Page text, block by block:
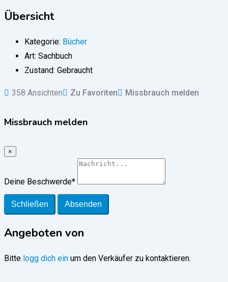
Übersicht
Kategorie: Bücher
Art: Sachbuch
Zustand: Gebraucht
358 Ansichten Zu Favoriten Missbrauch melden
Missbrauch melden
×
Deine Beschwerde*
Schließen Absenden
Angeboten von
Bitte logg dich ein um den Verkäufer zu kontaktieren.